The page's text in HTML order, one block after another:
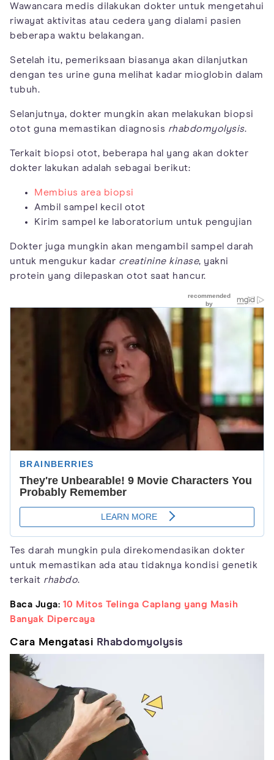
Wawancara medis dilakukan dokter untuk mengetahui
riwayat aktivitas atau cedera yang dialami pasien
beberapa waktu belakangan.
Setelah itu, pemeriksaan biasanya akan dilanjutkan
dengan tes urine guna melihat kadar mioglobin dalam
tubuh.
Selanjutnya, dokter mungkin akan melakukan biopsi
otot guna memastikan diagnosis rhabdomyolysis.
Terkait biopsi otot, beberapa hal yang akan dokter
dokter lakukan adalah sebagai berikut:
Membius area biopsi
Ambil sampel kecil otot
Kirim sampel ke laboratorium untuk pengujian
Dokter juga mungkin akan mengambil sampel darah
untuk mengukur kadar creatinine kinase, yakni
protein yang dilepaskan otot saat hancur.
Tes darah mungkin pula direkomendasikan dokter
untuk memastikan ada atau tidaknya kondisi genetik
terkait rhabdo.
Baca Juga: 10 Mitos Telinga Caplang yang Masih
Banyak Dipercaya
Cara Mengatasi Rhabdomyolysis